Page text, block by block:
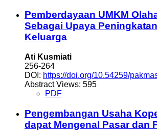
Pemberdayaan UMKM
Sebagai Upaya
Keluarga
Ati Kusmiati
256-264
DOI: https://doi.org/10.54259/
Abstract Views: 595
PDF
Pengembangan Usaha
dapat Mengenal Pasar dan